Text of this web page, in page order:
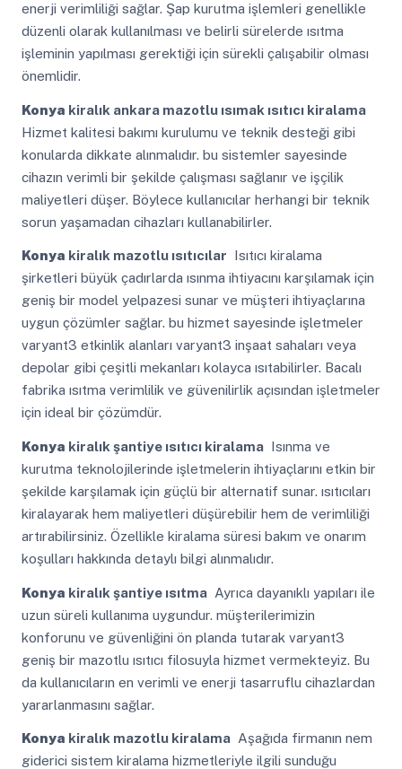
enerji verimliliği sağlar. Şap kurutma işlemleri genellikle
düzenli olarak kullanılması ve belirli sürelerde ısıtma
işleminin yapılması gerektiği için sürekli çalışabilir olması
önemlidir.
Konya kiralık ankara mazotlu ısımak ısıtıcı kiralama
Hizmet kalitesi bakımı kurulumu ve teknik desteği gibi
konularda dikkate alınmalıdır. bu sistemler sayesinde
cihazın verimli bir şekilde çalışması sağlanır ve işçilik
maliyetleri düşer. Böylece kullanıcılar herhangi bir teknik
sorun yaşamadan cihazları kullanabilirler.
Konya kiralık mazotlu ısıtıcılar Isıtıcı kiralama
şirketleri büyük çadırlarda ısınma ihtiyacını karşılamak için
geniş bir model yelpazesi sunar ve müşteri ihtiyaçlarına
uygun çözümler sağlar. bu hizmet sayesinde işletmeler
varyant3 etkinlik alanları varyant3 inşaat sahaları veya
depolar gibi çeşitli mekanları kolayca ısıtabilirler. Bacalı
fabrika ısıtma verimlilik ve güvenilirlik açısından işletmeler
için ideal bir çözümdür.
Konya kiralık şantiye ısıtıcı kiralamaIsınma ve
kurutma teknolojilerinde işletmelerin ihtiyaçlarını etkin bir
şekilde karşılamak için güçlü bir alternatif sunar. ısıtıcıları
kiralayarak hem maliyetleri düşürebilir hem de verimliliği
artırabilirsiniz. Özellikle kiralama süresi bakım ve onarım
koşulları hakkında detaylı bilgi alınmalıdır.
Konya kiralık şantiye ısıtmaAyrıca dayanıklı yapıları ile
uzun süreli kullanıma uygundur. müşterilerimizin
konforunu ve güvenliğini ön planda tutarak varyant3
geniş bir mazotlu ısıtıcı filosuyla hizmet vermekteyiz. Bu
da kullanıcıların en verimli ve enerji tasarruflu cihazlardan
yararlanmasını sağlar.
Konya kiralık mazotlu kiralamaAşağıda firmanın nem
giderici sistem kiralama hizmetleriyle ilgili sunduğu